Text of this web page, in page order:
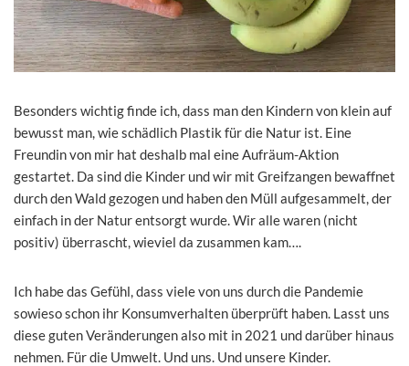
Besonders wichtig finde ich, dass man den Kindern von klein auf
bewusst man, wie schädlich Plastik für die Natur ist. Eine
Freundin von mir hat deshalb mal eine Aufräum-Aktion
gestartet. Da sind die Kinder und wir mit Greifzangen bewaffnet
durch den Wald gezogen und haben den Müll aufgesammelt, der
einfach in der Natur entsorgt wurde. Wir alle waren (nicht
positiv) überrascht, wieviel da zusammen kam….
Ich habe das Gefühl, dass viele von uns durch die Pandemie
sowieso schon ihr Konsumverhalten überprüft haben. Lasst uns
diese guten Veränderungen also mit in 2021 und darüber hinaus
nehmen. Für die Umwelt. Und uns. Und unsere Kinder.